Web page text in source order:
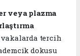
veya plazma
vakalarda tercih
dokusu